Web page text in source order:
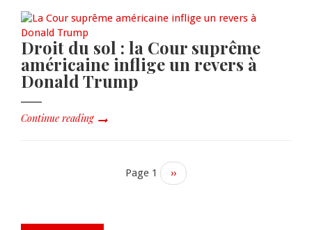
Droit du sol : la Cour suprême
américaine inflige un revers à
Donald Trump
Continue reading
Page 1
Next
page
››